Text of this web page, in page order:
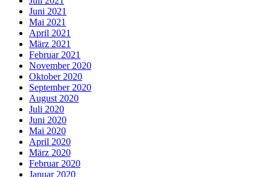
Juni 2021
Mai 2021
April 2021
März 2021
Februar 2021
November 2020
Oktober 2020
September 2020
August 2020
Juli 2020
Juni 2020
Mai 2020
April 2020
März 2020
Februar 2020
Januar 2020